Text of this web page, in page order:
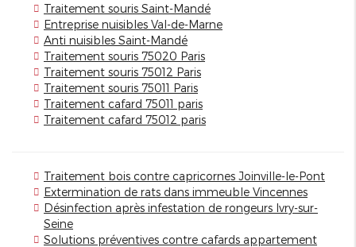
Traitement souris Saint-Mandé
Entreprise nuisibles Val-de-Marne
Anti nuisibles Saint-Mandé
Traitement souris 75020 Paris
Traitement souris 75012 Paris
Traitement souris 75011 Paris
Traitement cafard 75011 paris
Traitement cafard 75012 paris
Traitement bois contre capricornes Joinville-le-Pont
Extermination de rats dans immeuble Vincennes
Désinfection après infestation de rongeurs Ivry-sur-
Seine
Solutions préventives contre cafards appartement